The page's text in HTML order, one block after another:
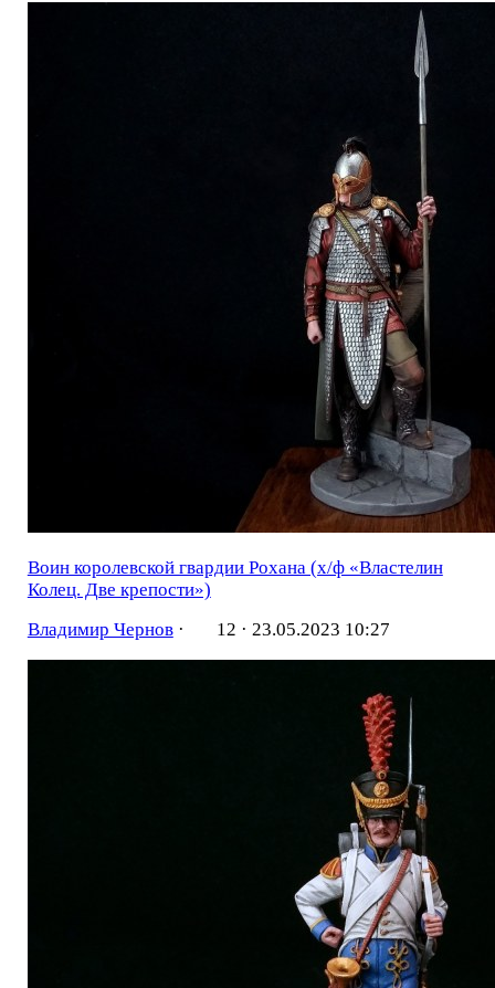
Воин королевской гвардии Рохана (х/ф «Властелин
Колец. Две крепости»)
Владимир Чернов· 12 · 23.05.2023 10:27